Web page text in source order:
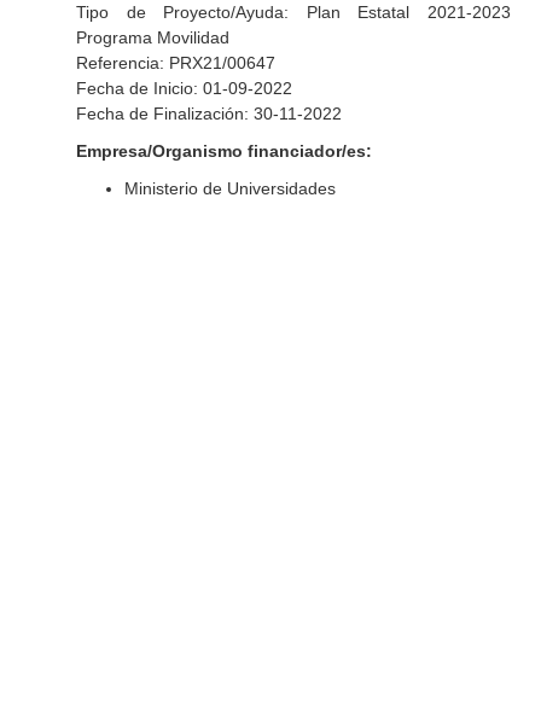
Tipo de Proyecto/Ayuda: Plan Estatal 2021-2023
Programa Movilidad
Referencia: PRX21/00647
Fecha de Inicio: 01-09-2022
Fecha de Finalización: 30-11-2022
Empresa/Organismo financiador/es:
Ministerio de Universidades